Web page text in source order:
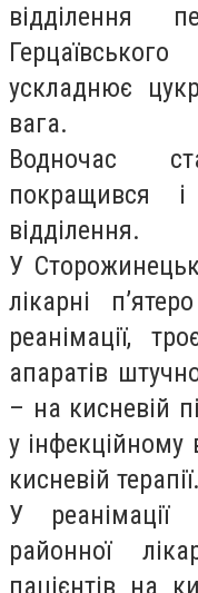
відділення
ускладнює
вага.
Водночас
покращився
відділення.
У
лікарні
реанімації,
апаратів
– на кисневій
у інфекційному
кисневій терапії.
У реанімації
районної
пацієнтів на